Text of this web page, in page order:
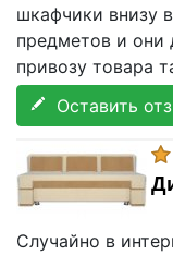
шкафчики внизу
предметов и они
привозу товара
Оставить
Случайно в